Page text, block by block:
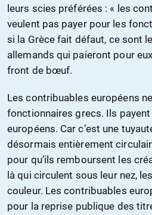
leurs scies préférées : « les
veulent pas payer pour les
si la Grèce fait défaut, ce sont
allemands qui paieront pour
front de bœuf.
Les contribuables européens
fonctionnaires grecs. Ils
européens. Car c’est une
désormais entièrement
pour qu’ils remboursent les
là qui circulent sous leur nez,
couleur. Les contribuables
pour la reprise publique des